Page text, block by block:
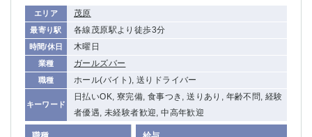
エリア 茂原
最寄り駅 各線茂原駅より徒歩3分
時間/休日 木曜日
業種 ガールズバー
職種 ホール(バイト), 送りドライバー
キーワード
日払いOK, 寮完備, 食事つき, 送りあり, 年齢不問, 経験
者優遇, 未経験者歓迎, 中高年歓迎